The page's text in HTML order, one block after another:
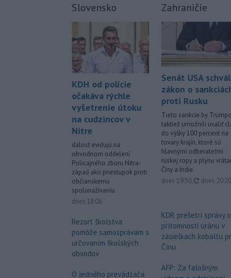
Slovensko
KDH od polície
očakáva rýchle
vyšetrenie útoku
na cudzincov v
Nitre
dalosť evidujú na
obvodnom oddelení
Policajného zboru Nitra-
západ ako priestupok proti
občianskemu
spolunažívaniu.
dnes 18:06
Rezort školstva
pomôže samosprávam s
určovaním školských
obvodov
O jedného prevádzača
Zahraničie
Senát USA
zákon o
proti Rusku
Tieto sankcie by
taktiež umožnili uvaliť
do výšky 100 percent na
tovary krajín, ktoré sú
hlavnými odberateľmi
ruskej ropy a plynu
Číny a Indie.
dnes 19:50, dnes 20:20
KDR prešetrí správy o
prítomnosti uránu v
zásielkach kobaltu
Čínu
AFP: Za falošným